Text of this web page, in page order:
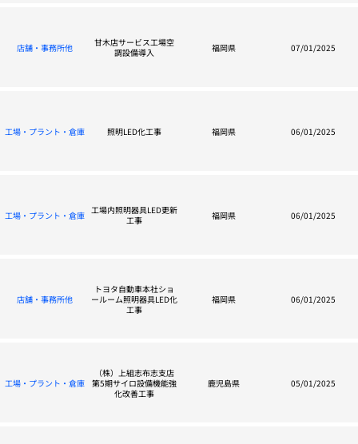
店舗・事務所他
甘木店サービス工場空
調設備導入
福岡県 07/01/2025
工場・プラント・倉庫 照明LED化工事 福岡県 06/01/2025
工場・プラント・倉庫 工場内照明器具LED更新
工事
福岡県 06/01/2025
店舗・事務所他
トヨタ自動車本社ショ
ールーム照明器具LED化
工事
福岡県 06/01/2025
工場・プラント・倉庫
（株）上組志布志支店
第5期サイロ設備機能強
化改善工事
鹿児島県 05/01/2025